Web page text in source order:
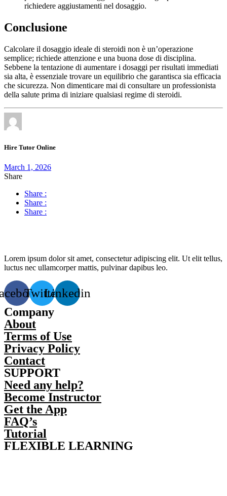
richiedere aggiustamenti nel dosaggio.
Conclusione
Calcolare il dosaggio ideale di steroidi non è un’operazione
semplice; richiede attenzione e una buona dose di disciplina.
Sebbene la tentazione di aumentare i dosaggi per risultati immediati
sia alta, è essenziale trovare un equilibrio che garantisca sia efficacia
che sicurezza. Non dimenticare mai di consultare un professionista
della salute prima di iniziare qualsiasi regime di steroidi.
Hire Tutor Online
March 1, 2026
Share
Share :
Share :
Share :
Lorem ipsum dolor sit amet, consectetur adipiscing elit. Ut elit tellus,
luctus nec ullamcorper mattis, pulvinar dapibus leo.
TwitterLinkedin
Company
About
Terms of Use
Privacy Policy
Contact
SUPPORT
Need any help?
Become Instructor
Get the App
FAQ’s
Tutorial
FLEXIBLE LEARNING